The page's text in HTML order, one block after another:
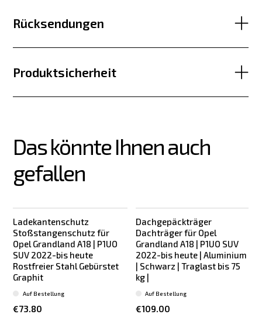
Rücksendungen
Produktsicherheit
Das könnte Ihnen auch
gefallen
Ladekantenschutz
Stoßstangenschutz für
Opel Grandland A18 | P1UO
SUV 2022-bis heute
Rostfreier Stahl Gebürstet
Graphit
€73.80
Auf Bestellung
Dachgepäckträger
Dachträger für Opel
Grandland A18 | P1UO SUV
2022-bis heute | Aluminium
| Schwarz | Traglast bis 75
kg |
€109.00
Auf Bestellung